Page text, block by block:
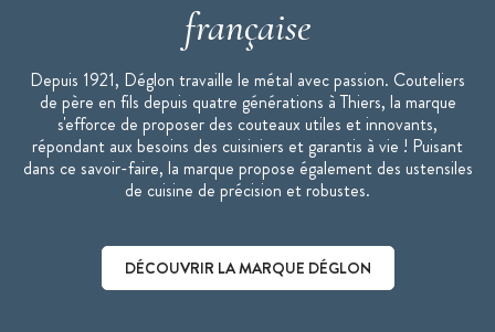
française
Depuis 1921, Déglon travaille le métal avec passion. Couteliers
de père en fils depuis quatre générations à Thiers, la marque
s'efforce de proposer des couteaux utiles et innovants,
répondant aux besoins des cuisiniers et garantis à vie ! Puisant
dans ce savoir-faire, la marque propose également des ustensiles
de cuisine de précision et robustes.
DÉCOUVRIR LA MARQUE DÉGLON